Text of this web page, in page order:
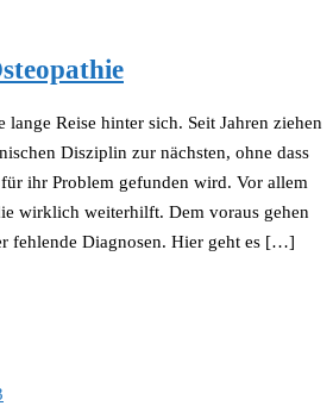
lange Reise hinter sich. Seit Jahren ziehen
Disziplin zur nächsten, ohne dass
ihr Problem gefunden wird. Vor allem
wirklich weiterhilft. Dem voraus gehen
fehlende Diagnosen. Hier geht es […]